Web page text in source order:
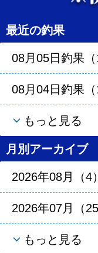
最近の釣果
08月05日釣果（
08月04日釣果（
もっと見る
月別アーカイブ
2026年08月（4）
2026年07月（25
もっと見る